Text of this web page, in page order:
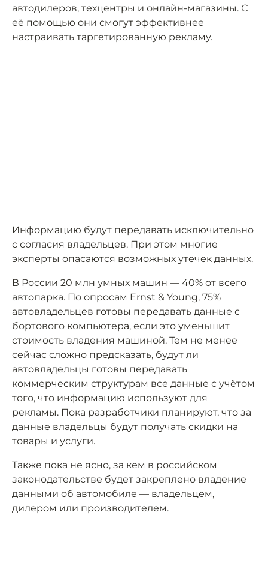
автодилеров, техцентры и онлайн-магазины. С
её помощью они смогут эффективнее
настраивать таргетированную рекламу.
Информацию будут передавать исключительно
с согласия владельцев. При этом многие
эксперты опасаются возможных утечек данных.
В России 20 млн умных машин — 40% от всего
автопарка. По опросам Ernst & Young, 75%
автовладельцев готовы передавать данные с
бортового компьютера, если это уменьшит
стоимость владения машиной. Тем не менее
сейчас сложно предсказать, будут ли
автовладельцы готовы передавать
коммерческим структурам все данные с учётом
того, что информацию используют для
рекламы. Пока разработчики планируют, что за
данные владельцы будут получать скидки на
товары и услуги.
Также пока не ясно, за кем в российском
законодательстве будет закреплено владение
данными об автомобиле — владельцем,
дилером или производителем.